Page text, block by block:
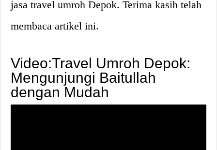
jasa travel umroh Depok. Terima kasih telah
membaca artikel ini.
Video:Travel Umroh Depok:
Mengunjungi Baitullah
dengan Mudah